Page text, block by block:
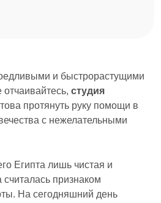
и быстрорастущими
студия
протянуть руку помощи в
с нежелательными
Египта лишь чистая и
признаком
На сегодняшний день